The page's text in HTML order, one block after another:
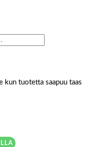
kun tuotetta saapuu taas